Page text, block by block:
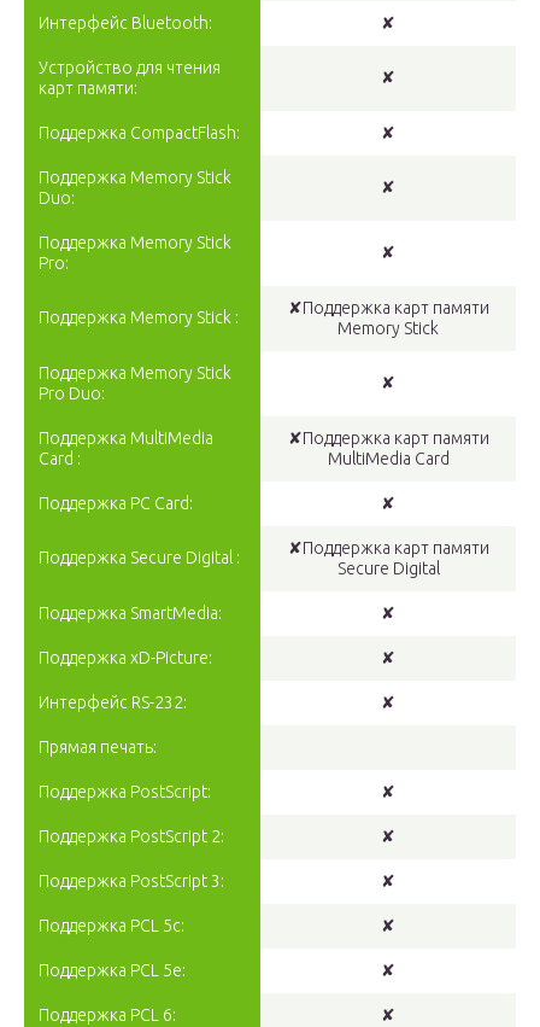
Интерфейс Bluetooth: ✘
Устройство для чтения
карт памяти:
✘
Поддержка CompactFlash: ✘
Поддержка Memory Stick
Duo:
✘
Поддержка Memory Stick
Pro:
✘
Поддержка Memory Stick :
✘Поддержка карт памяти
Memory Stick
Поддержка Memory Stick
Pro Duo:
✘
Поддержка MultiMedia
Card :
✘Поддержка карт памяти
MultiMedia Card
Поддержка PC Card: ✘
Поддержка Secure Digital :
✘Поддержка карт памяти
Secure Digital
Поддержка SmartMedia: ✘
Поддержка xD-Picture: ✘
Интерфейс RS-232: ✘
Прямая печать:
Поддержка PostScript: ✘
Поддержка PostScript 2: ✘
Поддержка PostScript 3: ✘
Поддержка PCL 5c: ✘
Поддержка PCL 5e: ✘
Поддержка PCL 6: ✘